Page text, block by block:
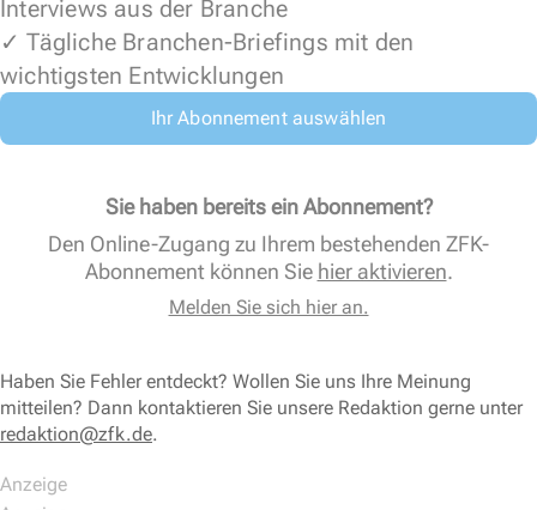
Interviews aus der Branche
✓ Tägliche Branchen-Briefings mit den
wichtigsten Entwicklungen
Ihr Abonnement auswählen
Sie haben bereits ein Abonnement?
Den Online-Zugang zu Ihrem bestehenden ZFK-
Abonnement können Sie hier aktivieren.
Melden Sie sich hier an.
Haben Sie Fehler entdeckt? Wollen Sie uns Ihre Meinung
mitteilen? Dann kontaktieren Sie unsere Redaktion gerne unter
redaktion@zfk.de.